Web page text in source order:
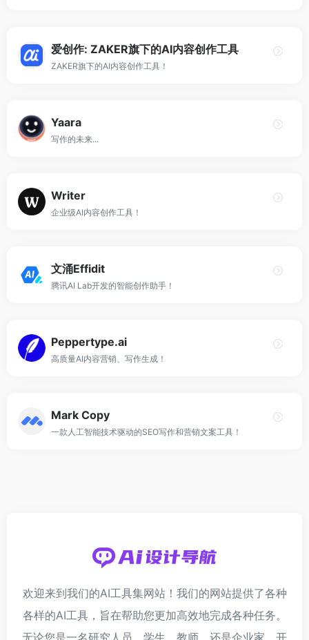
爱创作: ZAKER旗下的AI内容创作工具
ZAKER旗下的AI内容创作工具！
Yaara
写作的未来...
Writer
企业级AI内容创作工具！
文涌Effidit
腾讯AI Lab开发的智能创作助手！
Peppertype.ai
高质量AI内容营销、写作生成！
Mark Copy
一款人工智能技术驱动的SEO写作和营销文案工具！
欢迎来到我们的AI工具集网站！我们的网站提供了各种
各样的AI工具，旨在帮助您更加高效地完成各种任务。
无论您是一名研究人员、学生、教师，还是企业家、开